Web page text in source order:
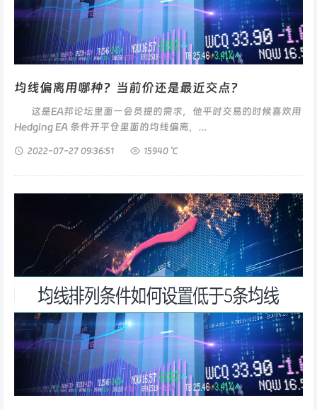
均线偏离用哪种？当前价还是最近交点？
这是EA邦论坛里面一会员提的需求，他平时交易的时候喜欢用
Hedging EA 条件开平仓里面的均线偏离，...
2022-07-27 09:36:51 15940 ℃